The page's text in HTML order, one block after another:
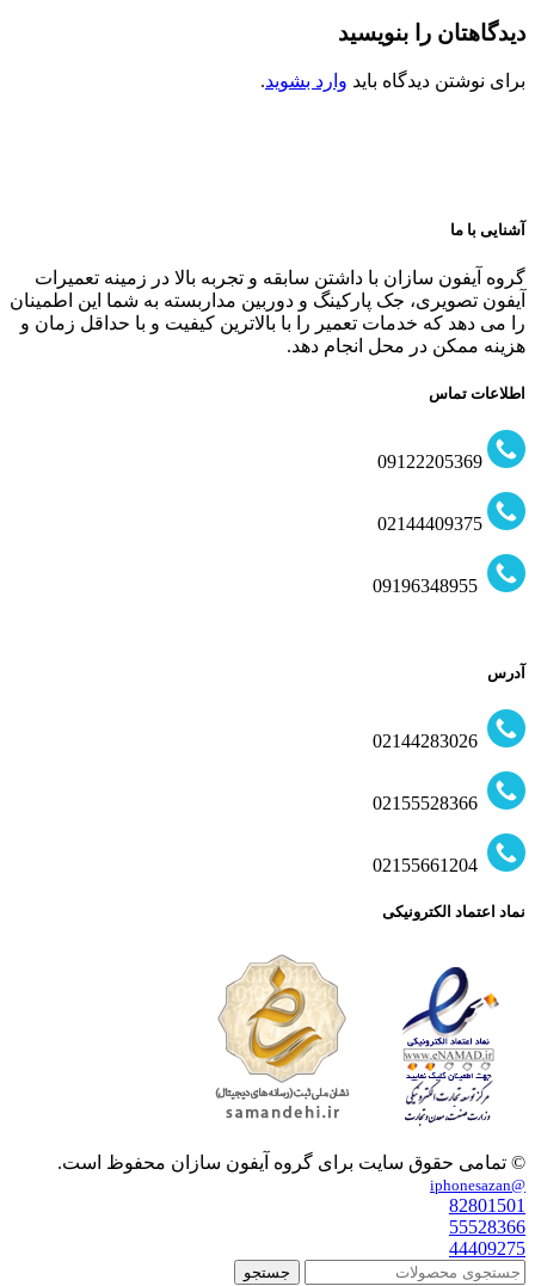
دیدگاهتان را بنویسید
برای نوشتن دیدگاه باید وارد بشوید.
آشنایی با ما
گروه آیفون سازان با داشتن سابقه و تجربه بالا در زمینه تعمیرات
آیفون تصویری، جک پارکینگ و دوربین مداربسته به شما این اطمینان
را می دهد که خدمات تعمیر را با بالاترین کیفیت و با حداقل زمان و
هزینه ممکن در محل انجام دهد.
اطلاعات تماس
آدرس
نماد اعتماد الکترونیکی
© تمامی حقوق سایت برای گروه آیفون سازان محفوظ است.
@iphonesazan
82801501
55528366
44409275
جستجو